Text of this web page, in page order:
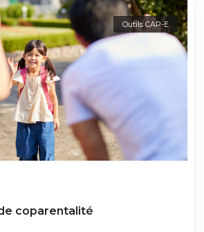
Outils CAP-E
coparentalité